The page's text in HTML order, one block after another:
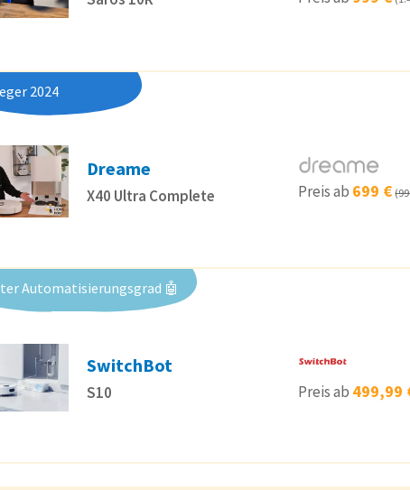
2024
Dreame
X40 Ultra Complete Preis ab 699 €
Automatisierungsgrad 🤖
SwitchBot
S10 Preis ab 499,99